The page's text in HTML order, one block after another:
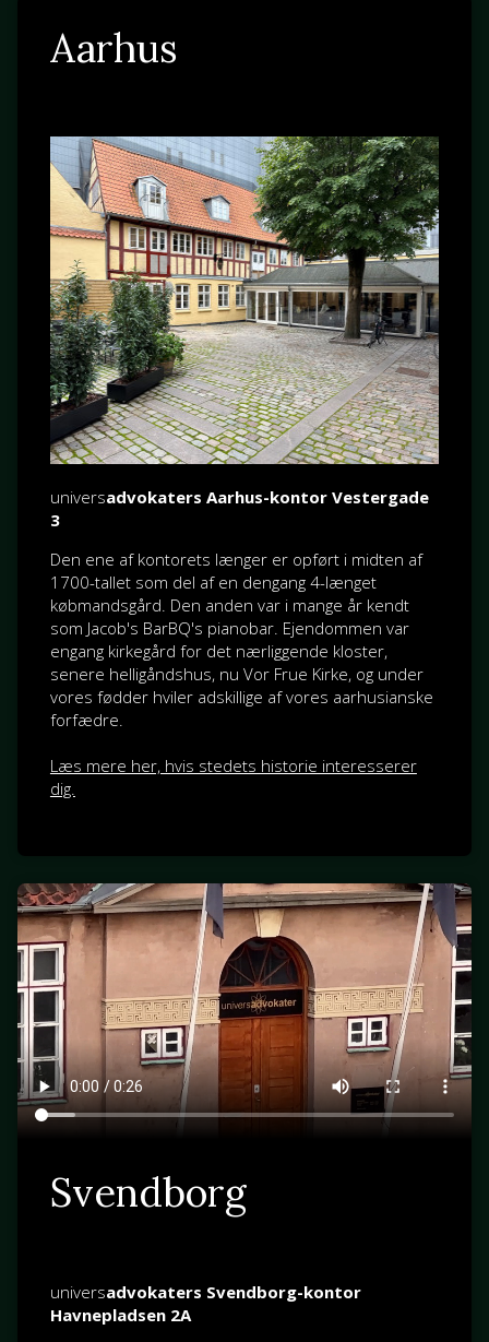
Aarhus
universadvokaters Aarhus-kontor Vestergade
3
Den ene af kontorets længer er opført i midten af
1700-tallet som del af en dengang 4-længet
købmandsgård. Den anden var i mange år kendt
som Jacob's BarBQ's pianobar. Ejendommen var
engang kirkegård for det nærliggende kloster,
senere helligåndshus, nu Vor Frue Kirke, og under
vores fødder hviler adskillige af vores aarhusianske
forfædre.
Læs mere her, hvis stedets historie interesserer
dig.
Svendborg
universadvokaters Svendborg-kontor
Havnepladsen 2A